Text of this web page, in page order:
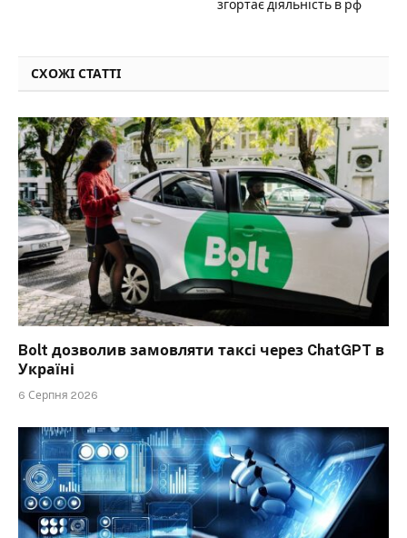
згортає діяльність в рф
СХОЖІ СТАТТІ
Bolt дозволив замовляти таксі через ChatGPT в
Україні
6 Серпня 2026